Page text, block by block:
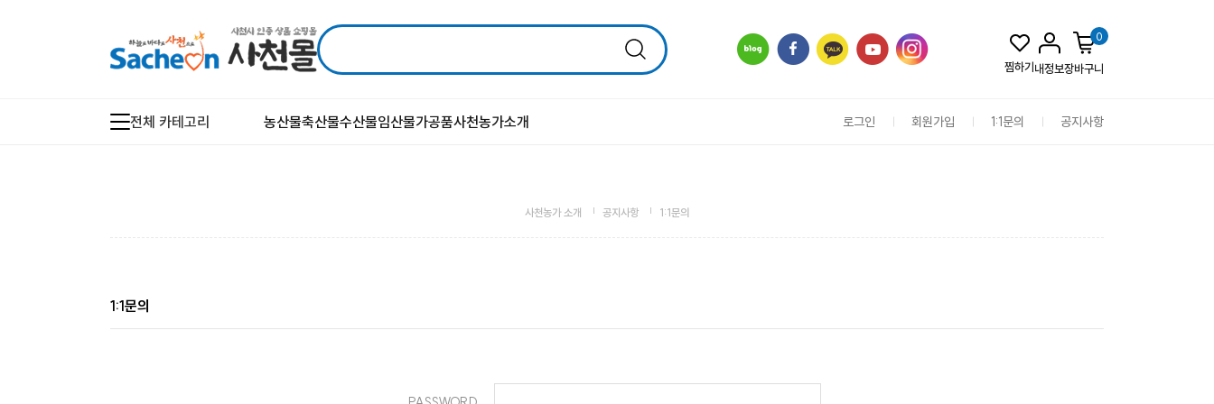
찜하기내정보
0
장바구니
전체 카테고리 농산물축산물수산물임산물가공품사천농가소개 로그인 회원가입 1:1문의 공지사항
사천농가 소개 공지사항 1:1문의
1:1문의